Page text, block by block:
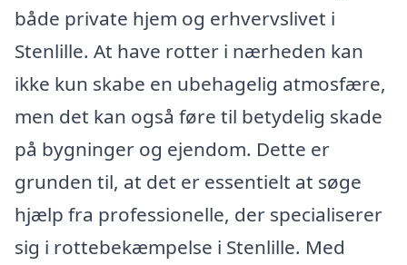
både private hjem og erhvervslivet i
Stenlille. At have rotter i nærheden kan
ikke kun skabe en ubehagelig atmosfære,
men det kan også føre til betydelig skade
på bygninger og ejendom. Dette er
grunden til, at det er essentielt at søge
hjælp fra professionelle, der specialiserer
sig i rottebekæmpelse i Stenlille. Med